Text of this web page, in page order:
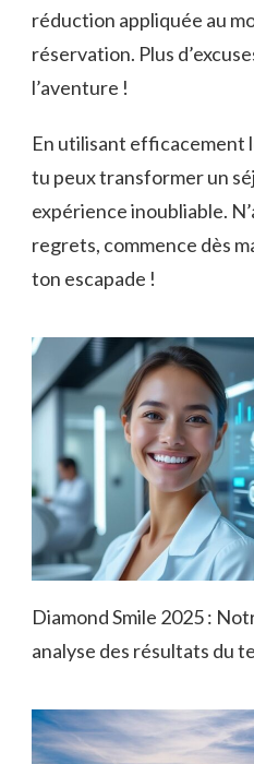
réduction appliquée au
réservation. Plus
l’aventure !
En utilisant efficacement
tu peux transformer un
expérience inoubliable.
regrets, commence dès
ton escapade !
Diamond Smile 2025 :
analyse des résultats du